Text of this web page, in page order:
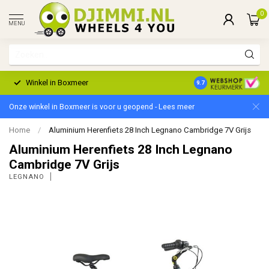
MENU
0
Winkel in Boxmeer 2 Jaar Garantie
9.7
Onze winkel in Boxmeer is voor u geopend - Lees meer
Home / Aluminium Herenfiets 28 Inch Legnano Cambridge 7V Grijs
Aluminium Herenfiets 28 Inch Legnano
Cambridge 7V Grijs
LEGNANO